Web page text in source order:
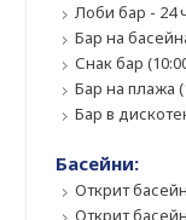
Лоби бар - 24
Бар на
Снак бар
Бар на плажа
Бар в
Басейни:
Открит